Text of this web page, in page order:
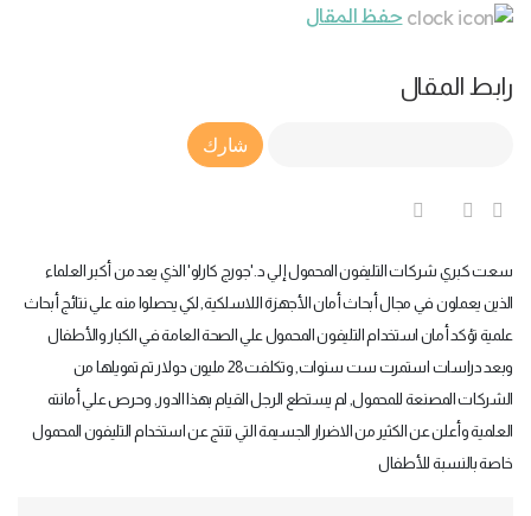
حفظ المقال
رابط المقال
Article Link
شارك
سعت كبري شركات التليفون المحمول إلي د‏.'‏جورج كارلو‏'‏ الذي يعد من أكبر العلماء
الذين يعملون في مجال أبحاث أمان الأجهزة اللاسلكية‏,‏ لكي يحصلوا منه علي نتائج أبحاث
علمية تؤكد أمان استخدام التليفون المحمول علي الصحة العامة في الكبار والأطفال‏‏
وبعد دراسات استمرت ست سنوات‏,‏ وتكلفت‏28‏ مليون دولار تم تمويلها من
الشركات المصنعة للمحمول‏,‏ لم يستطع الرجل القيام بهذا الدور‏,‏ وحرص علي أمانته
العلمية وأعلن عن الكثير من الاضرار الجسيمة التي تنتج عن استخدام التليفون المحمول
خاصة بالنسبة للأطفال‏